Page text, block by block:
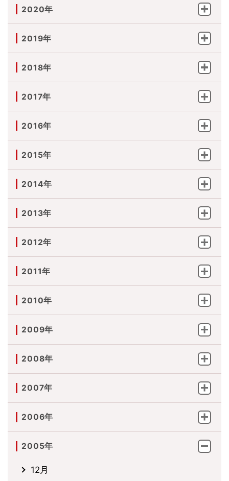
2020年
2019年
2018年
2017年
2016年
2015年
2014年
2013年
2012年
2011年
2010年
2009年
2008年
2007年
2006年
2005年
12月